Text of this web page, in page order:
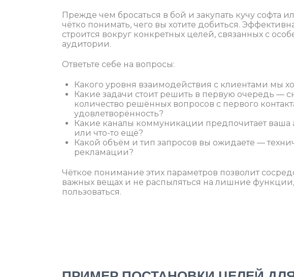
Прежде чем бросаться в бой и закупать кучу софта
чётко понимать, чего вы хотите добиться.
строится вокруг конкретных целей, связанных с
аудитории.
Ответьте себе на вопросы:
Какого уровня взаимодействия с клиентами мы
Какие задачи стоит решить в первую очередь —
количество решённых вопросов с первого
удовлетворённость?
Какие каналы коммуникации предпочитает ваша
или что-то ещё?
Какой объём и тип запросов вы ожидаете —
рекламации?
Чёткое понимание этих параметров позволит
важных вещах и не распыляться на лишние
пользоваться.